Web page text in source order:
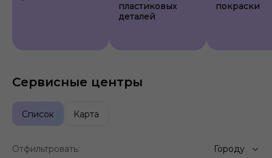
пластиковых
деталей
покраски
Сервисные центры
Список Карта
Отфильтровать: Городу